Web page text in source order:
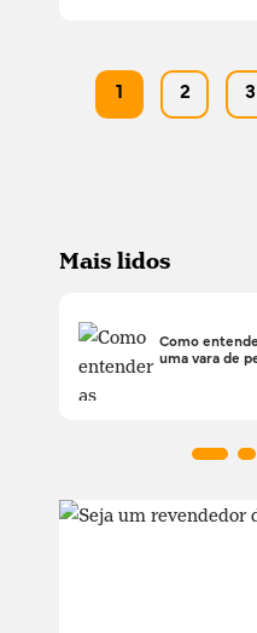
2 3
Mais lidos
Como
uma vara de